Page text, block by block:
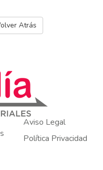
Atrás
Aviso Legal
Política Privacidad